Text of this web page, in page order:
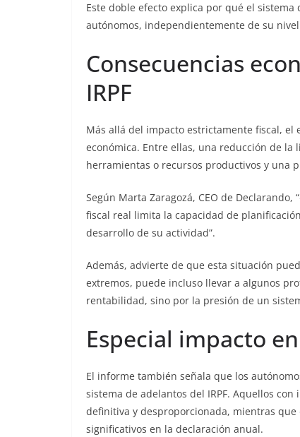
Este doble efecto explica por qué el sistema
autónomos, independientemente de su
Consecuencias
IRPF
Más allá del impacto estrictamente fiscal, el
económica. Entre ellas, una reducción de
herramientas o recursos productivos y una
Según Marta Zaragozá, CEO de
fiscal real limita la capacidad de
desarrollo de su actividad”.
Además, advierte de que esta situación
extremos, puede incluso llevar a algunos
rentabilidad, sino por la presión de un
Especial impacto
El informe también señala que los
sistema de adelantos del IRPF. Aquellos
definitiva y desproporcionada, mientras
significativos en la declaración anual.